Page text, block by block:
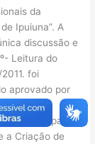
da
Ipuiuna”. A
discussão e
Leitura do
foi
aprovado por
de
Pública para
a Criação de